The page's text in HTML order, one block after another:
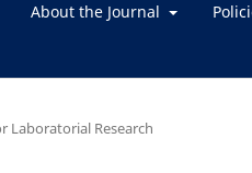
About the Journal
Laboratorial Research